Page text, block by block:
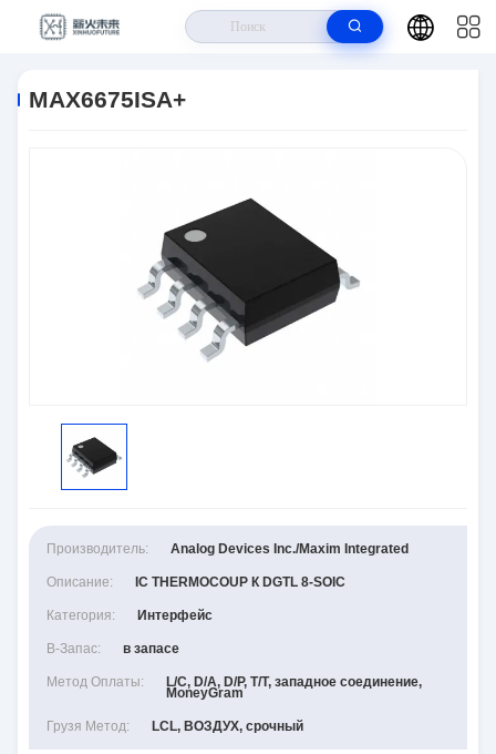
MAX6675ISA+
Производитель: Analog Devices Inc./Maxim Integrated
Описание: IC THERMOCOUP К DGTL 8-SOIC
Категория: Интерфейс
В-Запас: в запасе
Метод Оплаты: L/C, D/A, D/P, T/T, западное соединение,
MoneyGram
Грузя Метод: LCL, ВОЗДУХ, срочный